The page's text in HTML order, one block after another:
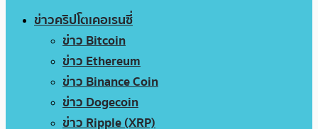
ข่าวคริปโตเคอเรนซี่
ข่าว Bitcoin
ข่าว Ethereum
ข่าว Binance Coin
ข่าว Dogecoin
ข่าว Ripple (XRP)